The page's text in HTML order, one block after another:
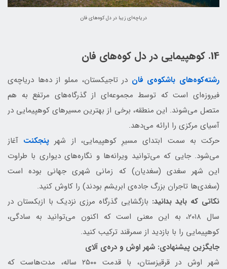
دریاچه‌ای زیبا در دل کوه‌های فان
14. کوهپیمایی در دل کوه‌های فان
رشته‌کوه‌های باشکوه‌ی فان در تاجیکستان، مملو از ده‌ها دریاچه‌ی
فیروزه‌ای است که توسط مجموعه‌ای از گذرگاه‌های مرتفع به هم
متصل می‌شوند. این منطقه، برخی از بهترین مسیرهای کوهپیمایی در
آسیای مرکزی را ارائه می‌دهد.
حرکت به سمت ابتدای مسیرِ کوهپیمایی، از شهر پنجکنت آغاز
می‌شود. جایی که می‌توانید ویرانه‌ها و نگاره‌های دیواری با طراوت
این شهر سغدی (سغدیان) که زمانی شهری جهانی بوده است
(سغدی‌ها تاجران بزرگ جاده‌ی ابریشم بودند) را کاوش کنید.
نکاتی که باید بدانید: بازگشایی گذرگاه مرزی نزدیک با ازبکستان در
سال ۲۰۱۸، به این معنی است که اکنون می‌توانید به سادگی،
کوهپیمایی را با بازدید از سمرقند ترکیب کنید.
جایگزین پیشنهادی: شهر اوش و دره‌ی آلای
شهر اوش در قرقیزستان، با قدمت ۲۵۰۰ ساله، مدت‌هاست که